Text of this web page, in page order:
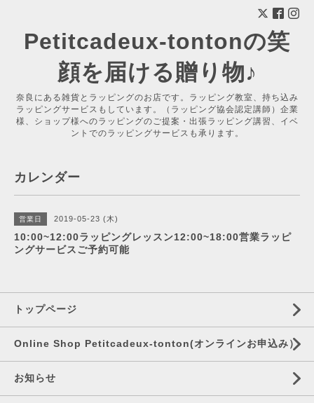
Petitcadeux-tontonの笑
顔を届ける贈り物♪
奈良にある雑貨とラッピングのお店です。ラッピング教室、持ち込み
ラッピングサービスもしています。（ラッピング協会認定講師）企業
様、ショップ様へのラッピングのご提案・出張ラッピング講習、イベ
ントでのラッピングサービスも承ります。
カレンダー
営業日 2019-05-23 (木)
10:00~12:00ラッピングレッスン12:00~18:00営業ラッピ
ングサービスご予約可能
トップページ
Online Shop Petitcadeux-tonton(オンラインお申込み）
お知らせ